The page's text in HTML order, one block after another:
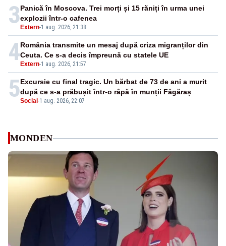
3 Extern-1 aug. 2026, 21:38
Panică în Moscova. Trei morți și 15 răniți în urma unei
explozii într-o cafenea
4 Extern-1 aug. 2026, 21:57
România transmite un mesaj după criza migranților din
Ceuta. Ce s-a decis împreună cu statele UE
5Social -1 aug. 2026, 22:07
Excursie cu final tragic. Un bărbat de 73 de ani a murit
după ce s-a prăbușit într-o râpă în munții Făgăraș
MONDEN